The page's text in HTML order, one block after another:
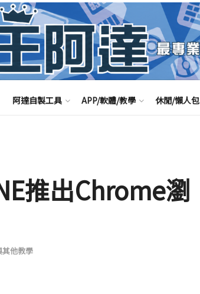
阿達自製工具 APP/軟體/教學 休閒/懶人包
推出Chrome瀏
其他教學